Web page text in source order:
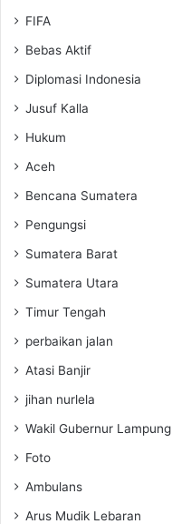
FIFA
Bebas Aktif
Diplomasi Indonesia
Jusuf Kalla
Hukum
Aceh
Bencana Sumatera
Pengungsi
Sumatera Barat
Sumatera Utara
Timur Tengah
perbaikan jalan
Atasi Banjir
jihan nurlela
Wakil Gubernur Lampung
Foto
Ambulans
Arus Mudik Lebaran